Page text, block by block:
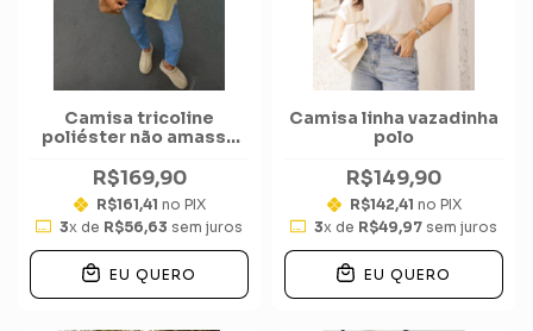
Camisa tricoline
poliéster não amassa
R$169,90
R$161,41 no PIX
3x de R$56,63 sem juros
EU QUERO
Camisa linha vazadinha
polo
R$149,90
R$142,41 no PIX
3x de R$49,97 sem juros
EU QUERO